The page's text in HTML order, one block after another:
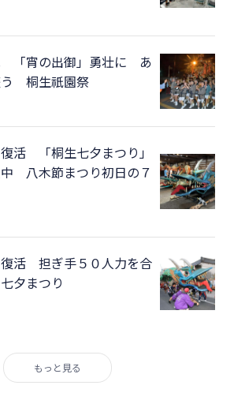
「宵の出御」勇壮に あ
う 桐生祇園祭
活 「桐生七夕まつり」
八木節まつり初日の７
復活 担ぎ手５０人力を合
夕まつり
もっと見る